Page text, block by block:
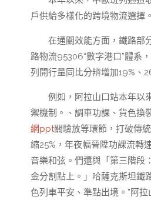
戶供給多樣化的跨境物流選擇
在通關效能方面，鐵路部
路物流95306“數字港口”體系
列開行量同比分辨增加19%、
例如，阿拉山口站本年以
禦機制。、調車功課、貨色換
網ppt關驗放等環節，打破傳統
縮25%，年夜幅晉陞功課流轉
音樂和弦。們還與「第三階段
金分割點上。」哈薩克斯坦鐵
色列車平安、準點出境。”阿